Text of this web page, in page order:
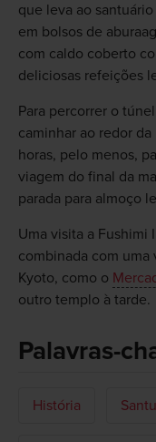
que leva ao
em bolsos de
com caldo coberto
deliciosas refeições
Para percorrer o
caminhar ao redor
horas, pelo menos,
viagem do final da
parada para almoço
Uma visita a Fushimi
combinada com uma
Kyoto, como o
outro templo à tarde.
Palavras-
História